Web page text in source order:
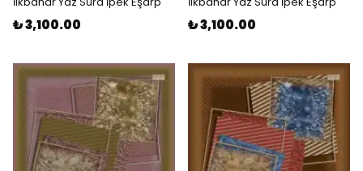
₺ 3,100.00 ₺ 3,100.00